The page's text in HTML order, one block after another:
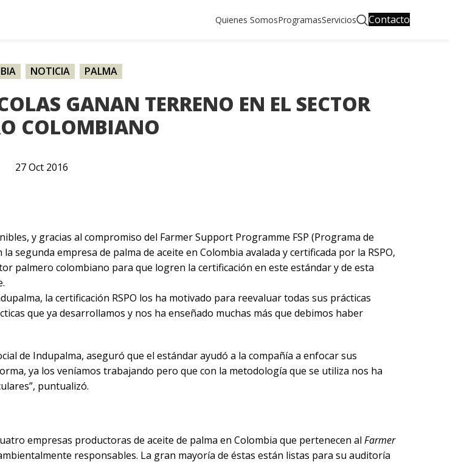
Quienes SomosProgramasServicios Contacto
NOTICIA PALMA
GANAN TERRENO EN EL SECTOR
COLOMBIANO
27Oct 2016
y gracias al compromiso del Farmer Support Programme FSP (Programa de
empresa de palma de aceite en Colombia avalada y certificada por la RSPO,
palmero colombiano para que logren la certificación en este estándar y de esta
la certificación RSPO los ha motivado para reevaluar todas sus prácticas
que ya desarrollamos y nos ha enseñado muchas más que debimos haber
de Indupalma, aseguró que el estándar ayudó a la compañía a enfocar sus
ya los veníamos trabajando pero que con la metodología que se utiliza nos ha
puntualizó.
empresas productoras de aceite de palma en Colombia que pertenecen al Farmer
responsables. La gran mayoría de éstas están listas para su auditoría